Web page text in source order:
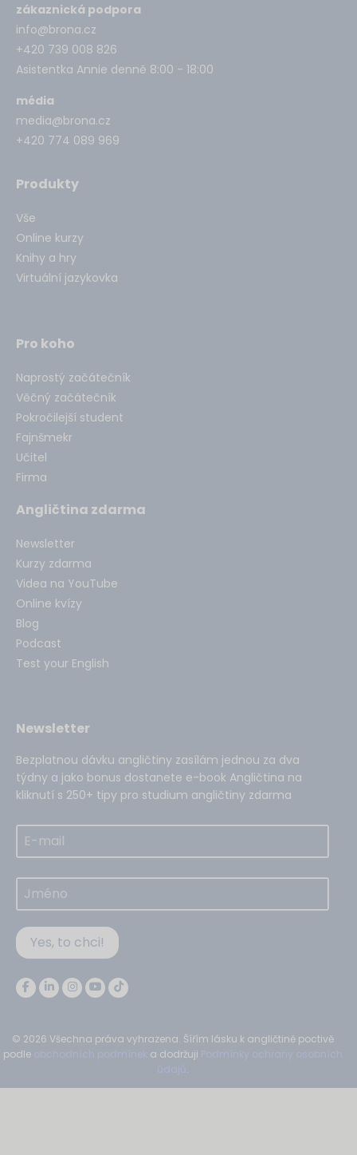
zákaznická podpora
info@brona.cz
+420 739 008 826
Asistentka Annie denně 8:00 - 18:00
média
media@brona.cz
+420 774 089 969
Produkty
Vše
Online kurzy
Knihy a hry
Virtuální jazykovka
Pro koho
Naprostý začátečník
Věčný začátečník
Pokročilejší student
Fajnšmekr
Učitel
Firma
Angličtina zdarma
Newsletter
Kurzy zdarma
Videa na YouTube
Online kvízy
Blog
Podcast
Test your English
Newsletter
Bezplatnou dávku angličtiny zasílám jednou za dva
týdny a jako bonus dostanete e-book Angličtina na
kliknutí s 250+ tipy pro studium angličtiny zdarma
Yes, to chci!
© 2026 Všechna práva vyhrazena. Šířím lásku k angličtině poctivě
podle obchodních podmínek a dodržuji Podmínky ochrany osobních
údajů.